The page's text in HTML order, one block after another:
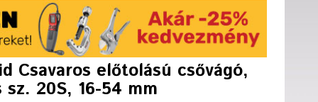
Csavaros előtolású csővágó,
20S, 16-54 mm